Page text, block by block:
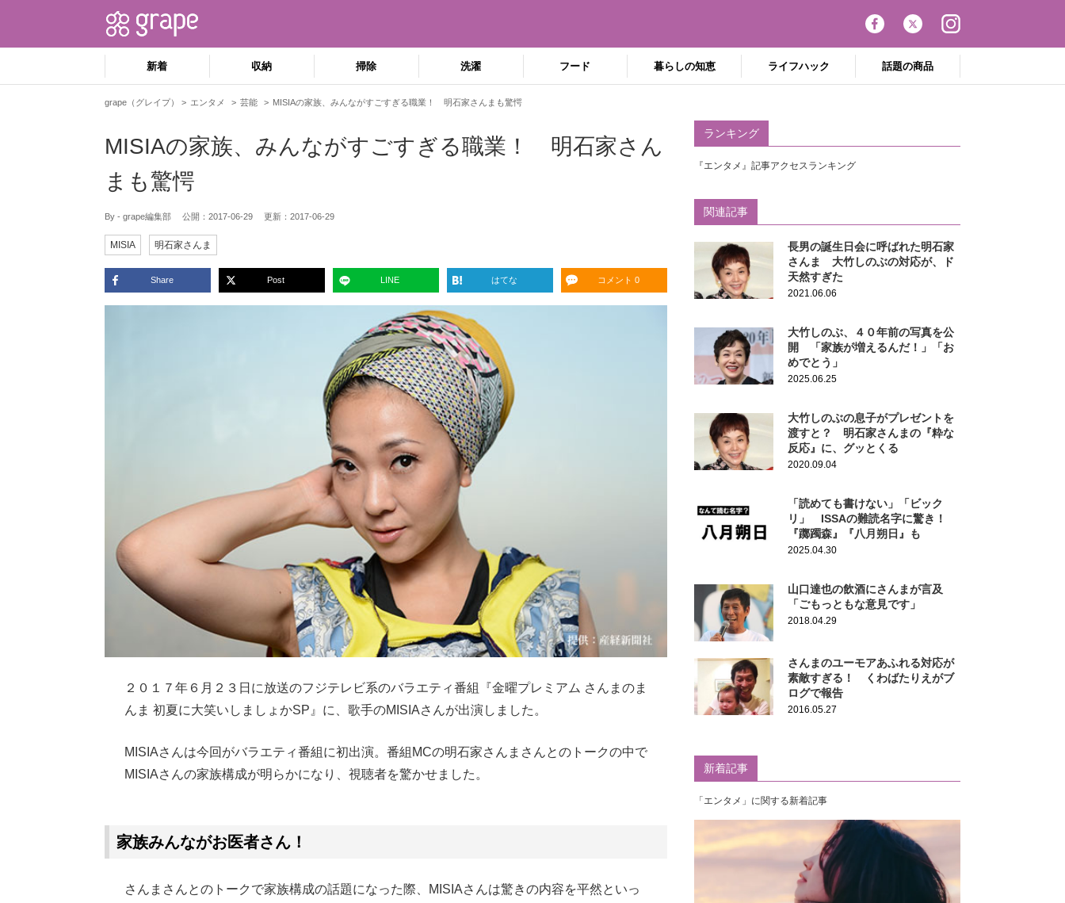
新着 収納 掃除 洗濯 フード 暮らしの知恵 ライフハック 話題の商品
grape（グレイプ） エンタメ 芸能 MISIAの家族、みんながすごすぎる職業！ 明石家さんまも驚愕
MISIAの家族、みんながすごすぎる職業！ 明石家さん
まも驚愕
By - grape編集部 公開： 2017-06-29 更新： 2017-06-29
MISIA 明石家さんま
Share Post LINE はてな コメント 0
２０１７年６月２３日に放送のフジテレビ系のバラエティ番組『金曜プレミアム さんまのま
んま 初夏に大笑いしましょかSP』に、歌手のMISIAさんが出演しました。
MISIAさんは今回がバラエティ番組に初出演。番組MCの明石家さんまさんとのトークの中で
MISIAさんの家族構成が明らかになり、視聴者を驚かせました。
家族みんながお医者さん！
さんまさんとのトークで家族構成の話題になった際、MISIAさんは驚きの内容を平然といっ
ランキング
『エンタメ』記事アクセスランキング
関連記事
長男の誕生日会に呼ばれた明石家
さんま 大竹しのぶの対応が、ド
天然すぎた
2021.06.06
大竹しのぶ、４０年前の写真を公
開 「家族が増えるんだ！」「お
めでとう」
2025.06.25
大竹しのぶの息子がプレゼントを
渡すと？ 明石家さんまの『粋な
反応』に、グッとくる
2020.09.04
「読めても書けない」「ビック
リ」 ISSAの難読名字に驚き！
『躑躅森』『八月朔日』も
2025.04.30
山口達也の飲酒にさんまが言及
「ごもっともな意見です」
2018.04.29
さんまのユーモアあふれる対応が
素敵すぎる！ くわばたりえがブ
ログで報告
2016.05.27
新着記事
「エンタメ」に関する新着記事